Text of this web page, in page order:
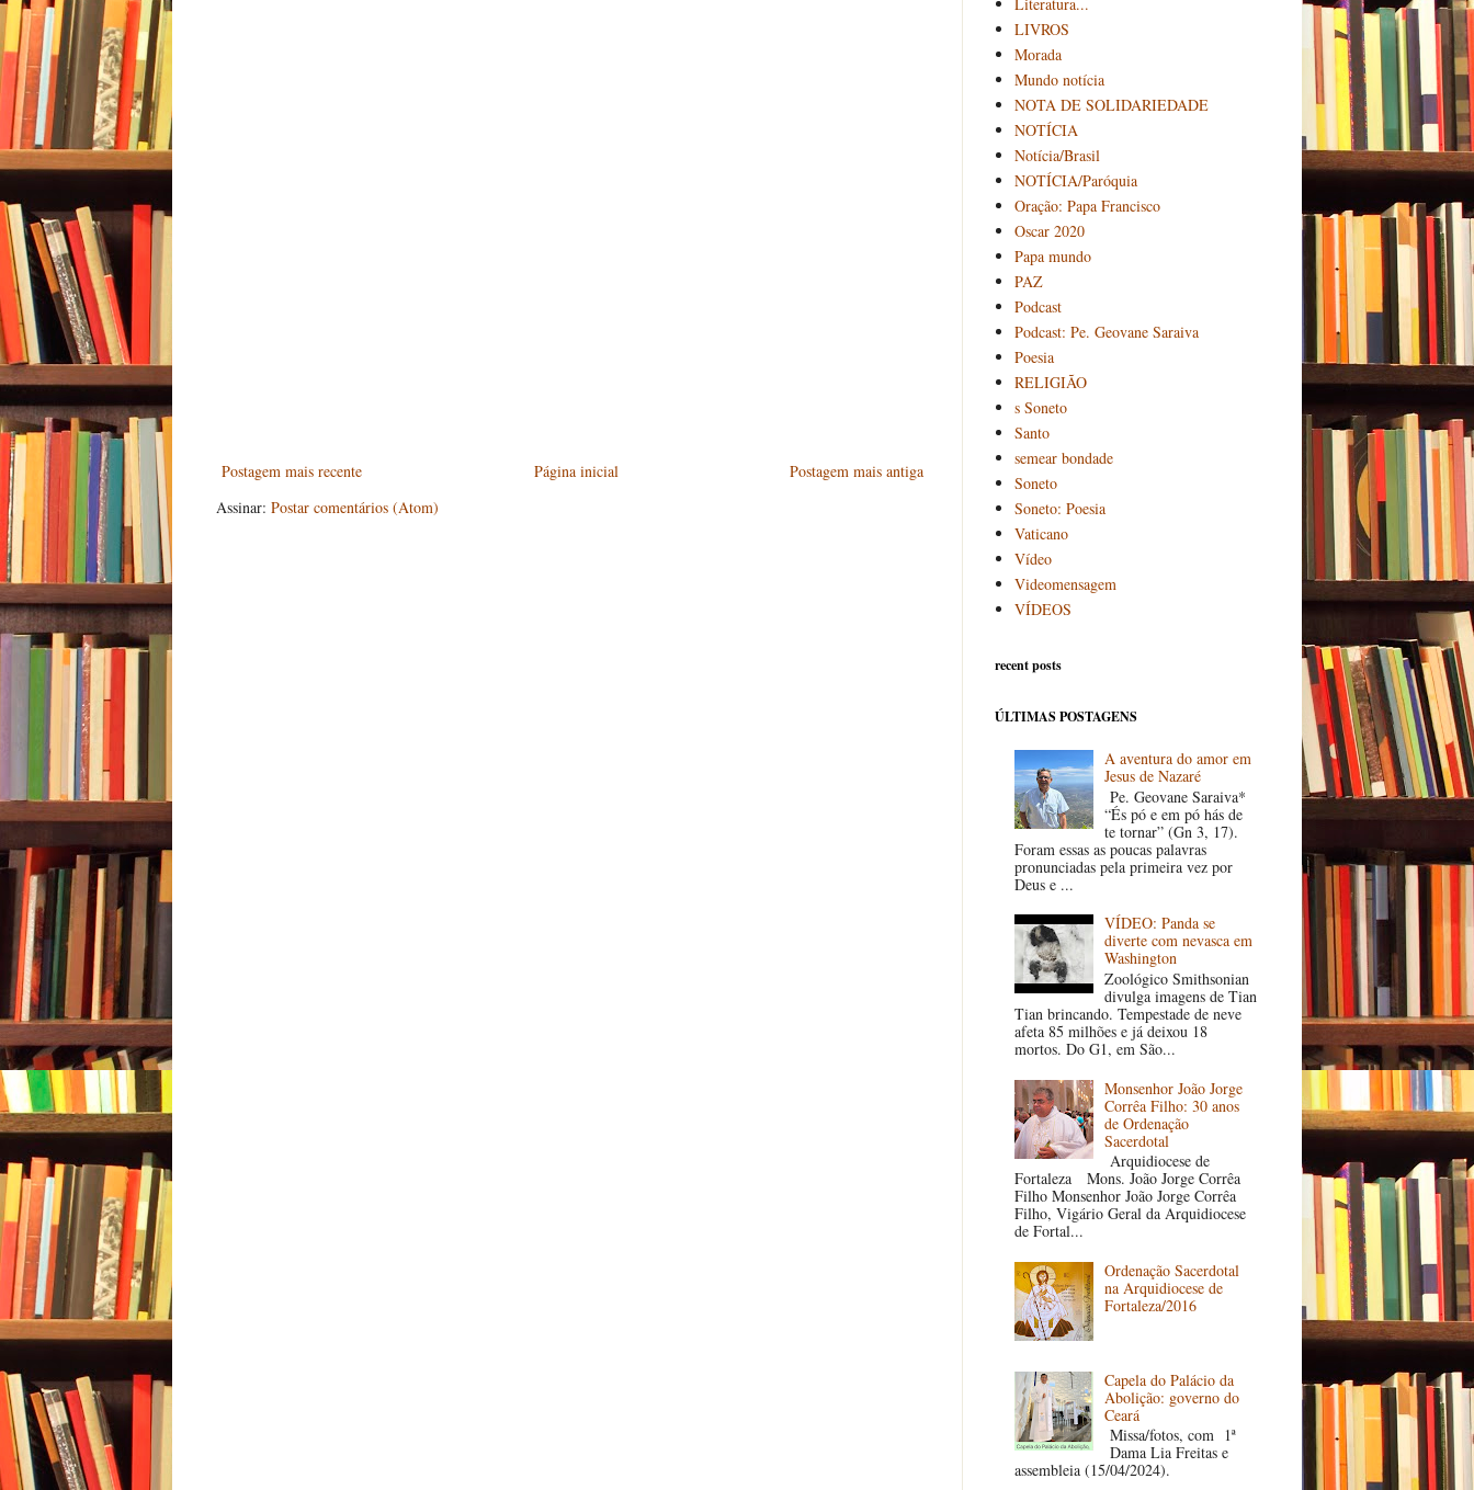
Postagem mais recente Postagem mais antiga
Página inicial
Assinar: Postar comentários (Atom)
Literatura...
LIVROS
Morada
Mundo notícia
NOTA DE SOLIDARIEDADE
NOTÍCIA
Notícia/Brasil
NOTÍCIA/Paróquia
Oração: Papa Francisco
Oscar 2020
Papa mundo
PAZ
Podcast
Podcast: Pe. Geovane Saraiva
Poesia
RELIGIÃO
s Soneto
Santo
semear bondade
Soneto
Soneto: Poesia
Vaticano
Vídeo
Videomensagem
VÍDEOS
recent posts
ÚLTIMAS POSTAGENS
A aventura do amor em
Jesus de Nazaré
Pe. Geovane Saraiva*
“És pó e em pó hás de
te tornar” (Gn 3, 17).
Foram essas as poucas palavras
pronunciadas pela primeira vez por
Deus e ...
VÍDEO: Panda se
diverte com nevasca em
Washington
Zoológico Smithsonian
divulga imagens de Tian
Tian brincando. Tempestade de neve
afeta 85 milhões e já deixou 18
mortos. Do G1, em São...
Monsenhor João Jorge
Corrêa Filho: 30 anos
de Ordenação
Sacerdotal
Arquidiocese de
Fortaleza Mons. João Jorge Corrêa
Filho Monsenhor João Jorge Corrêa
Filho, Vigário Geral da Arquidiocese
de Fortal...
Ordenação Sacerdotal
na Arquidiocese de
Fortaleza/2016
Capela do Palácio da
Abolição: governo do
Ceará
Missa/fotos, com 1ª
Dama Lia Freitas e
assembleia (15/04/2024).